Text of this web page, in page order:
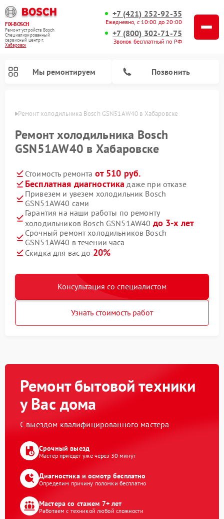
FIX-BOSCH
Ремонт устройств Bosch
Специализированный
cервисный центр г.
Хабаровск
+7 (421) 252-92-35
Ежедневно, с 10:00 до 20:00
+7 (800) 302-71-75
Звонок бесплатный по РФ
Мы ремонтируем Позвонить
Ремонт холодильника Bosch GSN51AW40 в Хабаровске
Ремонт холодильника Bosch
GSN51AW40 в Хабаровске
Стоимость ремонта от 510 руб.
Бесплатная диагностика даже при отказе
Привезем и увезем холодильник Bosch
GSN51AW40 сами
Гарантия на наши работы по ремонту
холодильников Bosch GSN51AW40 до 3-х лет
Срочный ремонт холодильников Bosch
GSN51AW40 в течении часа
Скидка для вас до 20%
Консультация со специалистом
Узнать стоимость работ
Ремонт бытовой техники
у Вас дома
С выездом квалифицированного мастера
Срочный выезд
Мастер приедет уже через 30 минут
Диагностика и осмотр бесплатно
Определим причину поломки бесплатно
Мастера со стажем 7+ лет
Работаем с техникой любой сложности